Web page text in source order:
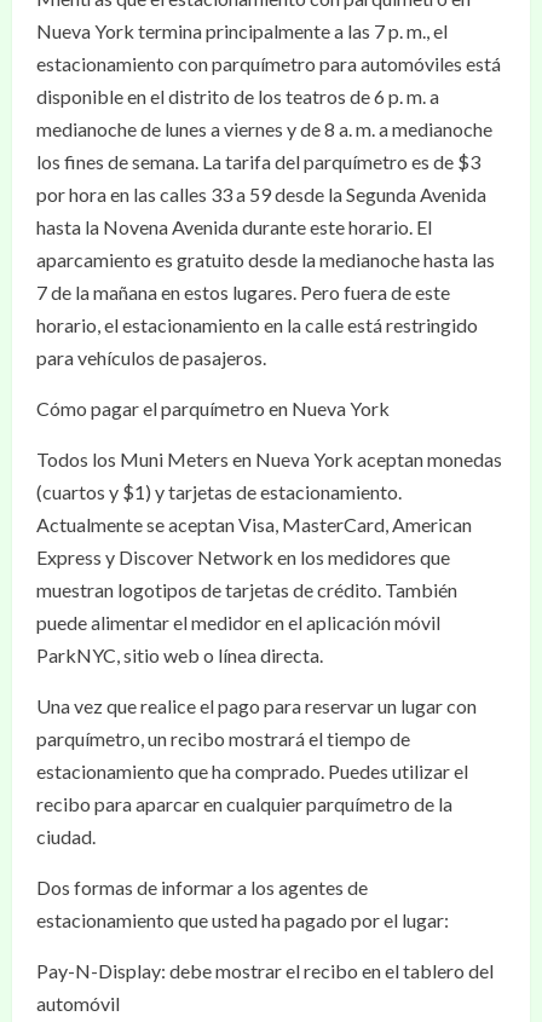
Nueva York termina principalmente a las 7 p. m., el
estacionamiento con parquímetro para automóviles está
disponible en el distrito de los teatros de 6 p. m. a
medianoche de lunes a viernes y de 8 a. m. a medianoche
los fines de semana. La tarifa del parquímetro es de $3
por hora en las calles 33 a 59 desde la Segunda Avenida
hasta la Novena Avenida durante este horario. El
aparcamiento es gratuito desde la medianoche hasta las
7 de la mañana en estos lugares. Pero fuera de este
horario, el estacionamiento en la calle está restringido
para vehículos de pasajeros.
Cómo pagar el parquímetro en Nueva York
Todos los Muni Meters en Nueva York aceptan monedas
(cuartos y $1) y tarjetas de estacionamiento.
Actualmente se aceptan Visa, MasterCard, American
Express y Discover Network en los medidores que
muestran logotipos de tarjetas de crédito. También
puede alimentar el medidor en el aplicación móvil
ParkNYC, sitio web o línea directa.
Una vez que realice el pago para reservar un lugar con
parquímetro, un recibo mostrará el tiempo de
estacionamiento que ha comprado. Puedes utilizar el
recibo para aparcar en cualquier parquímetro de la
ciudad.
Dos formas de informar a los agentes de
estacionamiento que usted ha pagado por el lugar:
Pay-N-Display: debe mostrar el recibo en el tablero del
automóvil